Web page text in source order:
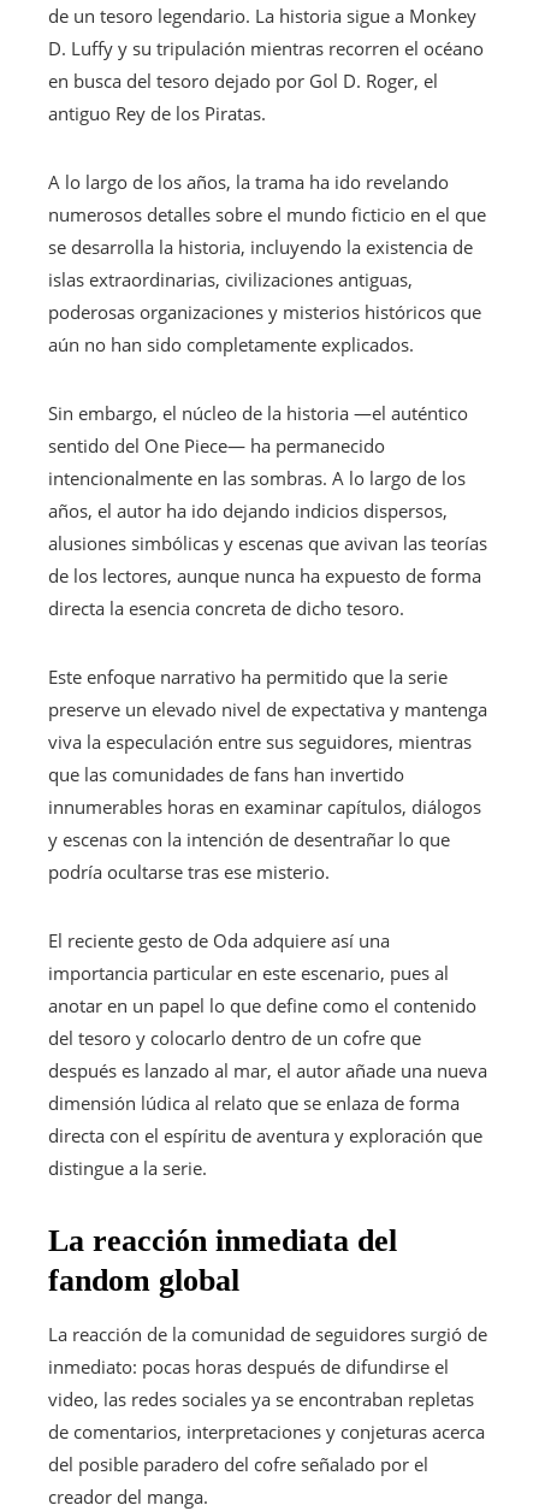
de un tesoro legendario. La historia sigue a Monkey
D. Luffy y su tripulación mientras recorren el océano
en busca del tesoro dejado por Gol D. Roger, el
antiguo Rey de los Piratas.
A lo largo de los años, la trama ha ido revelando
numerosos detalles sobre el mundo ficticio en el que
se desarrolla la historia, incluyendo la existencia de
islas extraordinarias, civilizaciones antiguas,
poderosas organizaciones y misterios históricos que
aún no han sido completamente explicados.
Sin embargo, el núcleo de la historia —el auténtico
sentido del One Piece— ha permanecido
intencionalmente en las sombras. A lo largo de los
años, el autor ha ido dejando indicios dispersos,
alusiones simbólicas y escenas que avivan las teorías
de los lectores, aunque nunca ha expuesto de forma
directa la esencia concreta de dicho tesoro.
Este enfoque narrativo ha permitido que la serie
preserve un elevado nivel de expectativa y mantenga
viva la especulación entre sus seguidores, mientras
que las comunidades de fans han invertido
innumerables horas en examinar capítulos, diálogos
y escenas con la intención de desentrañar lo que
podría ocultarse tras ese misterio.
El reciente gesto de Oda adquiere así una
importancia particular en este escenario, pues al
anotar en un papel lo que define como el contenido
del tesoro y colocarlo dentro de un cofre que
después es lanzado al mar, el autor añade una nueva
dimensión lúdica al relato que se enlaza de forma
directa con el espíritu de aventura y exploración que
distingue a la serie.
La reacción inmediata del
fandom global
La reacción de la comunidad de seguidores surgió de
inmediato: pocas horas después de difundirse el
video, las redes sociales ya se encontraban repletas
de comentarios, interpretaciones y conjeturas acerca
del posible paradero del cofre señalado por el
creador del manga.